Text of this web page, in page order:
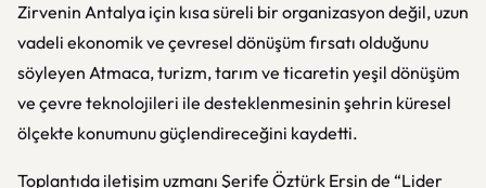
Zirvenin Antalya için kısa süreli bir organizasyon değil, uzun
vadeli ekonomik ve çevresel dönüşüm fırsatı olduğunu
söyleyen Atmaca, turizm, tarım ve ticaretin yeşil dönüşüm
ve çevre teknolojileri ile desteklenmesinin şehrin küresel
ölçekte konumunu güçlendireceğini kaydetti.
Toplantıda iletişim uzmanı Şerife Öztürk Ersin de “Lider